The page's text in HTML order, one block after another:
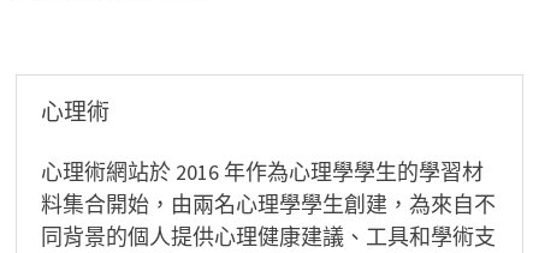
心理術
心理術網站於 2016 年作為心理學學生的學習材
料集合開始，由兩名心理學學生創建，為來自不
同背景的個人提供心理健康建議、工具和學術支